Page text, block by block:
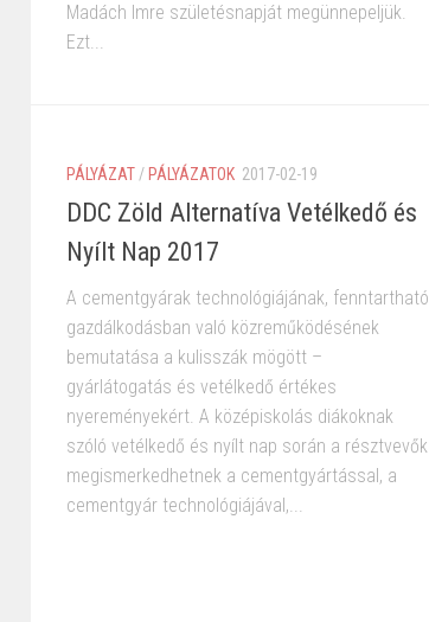
Madách Imre születésnapját megünnepeljük.
Ezt...
PÁLYÁZAT/ PÁLYÁZATOK 2017-02-19
DDC Zöld Alternatíva Vetélkedő és
Nyílt Nap 2017
A cementgyárak technológiájának, fenntartható
gazdálkodásban való közreműködésének
bemutatása a kulisszák mögött –
gyárlátogatás és vetélkedő értékes
nyereményekért. A középiskolás diákoknak
szóló vetélkedő és nyílt nap során a résztvevők
megismerkedhetnek a cementgyártással, a
cementgyár technológiájával,...